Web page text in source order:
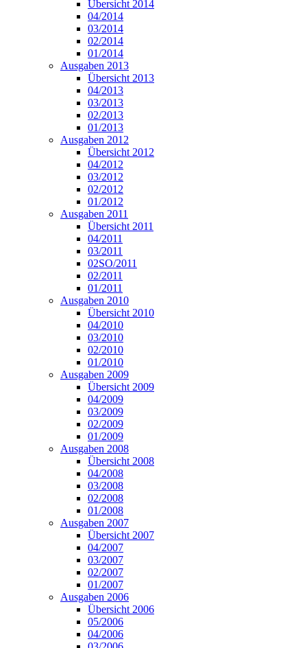
Übersicht 2014
04/2014
03/2014
02/2014
01/2014
Ausgaben 2013
Übersicht 2013
04/2013
03/2013
02/2013
01/2013
Ausgaben 2012
Übersicht 2012
04/2012
03/2012
02/2012
01/2012
Ausgaben 2011
Übersicht 2011
04/2011
03/2011
02SO/2011
02/2011
01/2011
Ausgaben 2010
Übersicht 2010
04/2010
03/2010
02/2010
01/2010
Ausgaben 2009
Übersicht 2009
04/2009
03/2009
02/2009
01/2009
Ausgaben 2008
Übersicht 2008
04/2008
03/2008
02/2008
01/2008
Ausgaben 2007
Übersicht 2007
04/2007
03/2007
02/2007
01/2007
Ausgaben 2006
Übersicht 2006
05/2006
04/2006